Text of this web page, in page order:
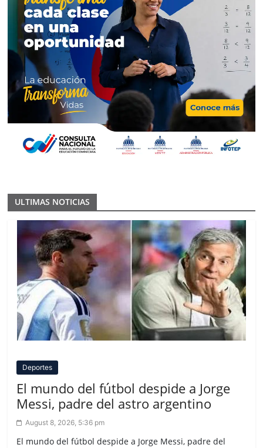
ULTIMAS NOTICIAS
Deportes
El mundo del fútbol despide a Jorge
Messi, padre del astro argentino
August 8, 2026, 5:36 pm
El mundo del fútbol despide a Jorge Messi, padre del